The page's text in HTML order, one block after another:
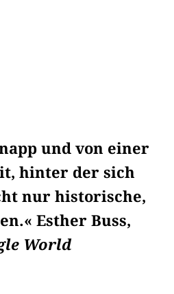
und von einer
hinter der sich
nur historische,
Esther Buss,
World